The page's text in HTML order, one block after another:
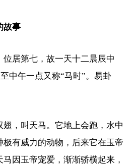
故事
位居第七，故一天十二晨辰中
中午一点又称“马时”。易卦
翅，叫天马。它地上会跑，水中
有威力的动物，后来它在玉帝
因玉帝宠爱，渐渐骄横起来，